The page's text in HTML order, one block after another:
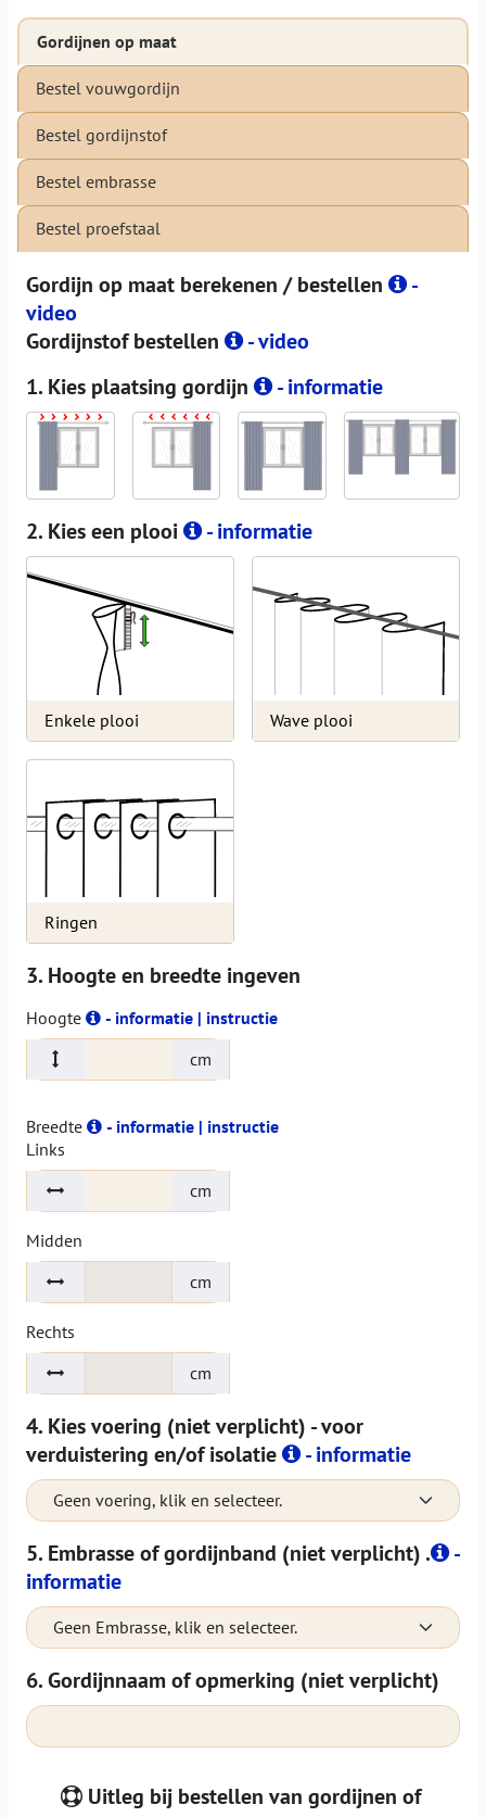
Gordijnen op maat
Bestel vouwgordijn
Bestel gordijnstof
Bestel embrasse
Bestel proefstaal
Gordijn op maat berekenen / bestellen
-
video
Gordijnstof bestellen
- video
1. Kies plaatsing gordijn
- informatie
2. Kies een plooi - informatie
Enkele plooi Wave plooi
Ringen
3. Hoogte en breedte ingeven
Hoogte
- informatie | instructie
cm
Breedte
- informatie | instructie
Links
cm
Midden
cm
Rechts
cm
4. Kies voering (niet verplicht) - voor
verduistering en/of isolatie
- informatie
Geen voering, klik en selecteer.
5. Embrasse of gordijnband (niet verplicht) .
-
informatie
Geen Embrasse, klik en selecteer.
6. Gordijnnaam of opmerking (niet verplicht)
Uitleg bij bestellen van gordijnen of